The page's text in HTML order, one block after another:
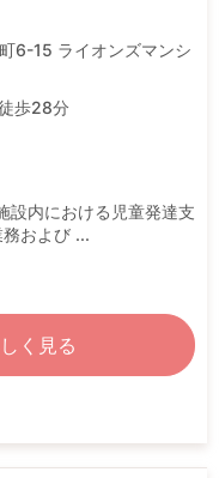
6-15 ライオンズマンシ
歩28分
設内における児童発達支
および ...
く見る